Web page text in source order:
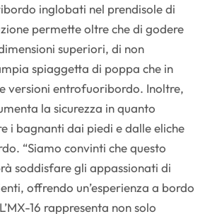
inglobati nel prendisole di
permette oltre che di godere
superiori, di non
spiaggetta di poppa che in
versioni entrofuoribordo. Inoltre,
la sicurezza in quanto
i bagnanti dai piedi e dalle eliche
“Siamo convinti che questo
soddisfare gli appassionati di
offrendo un’esperienza a bordo
16 rappresenta non solo